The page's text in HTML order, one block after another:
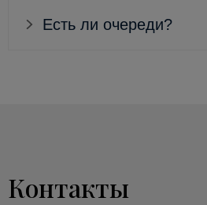
Есть ли очереди?
Контакты